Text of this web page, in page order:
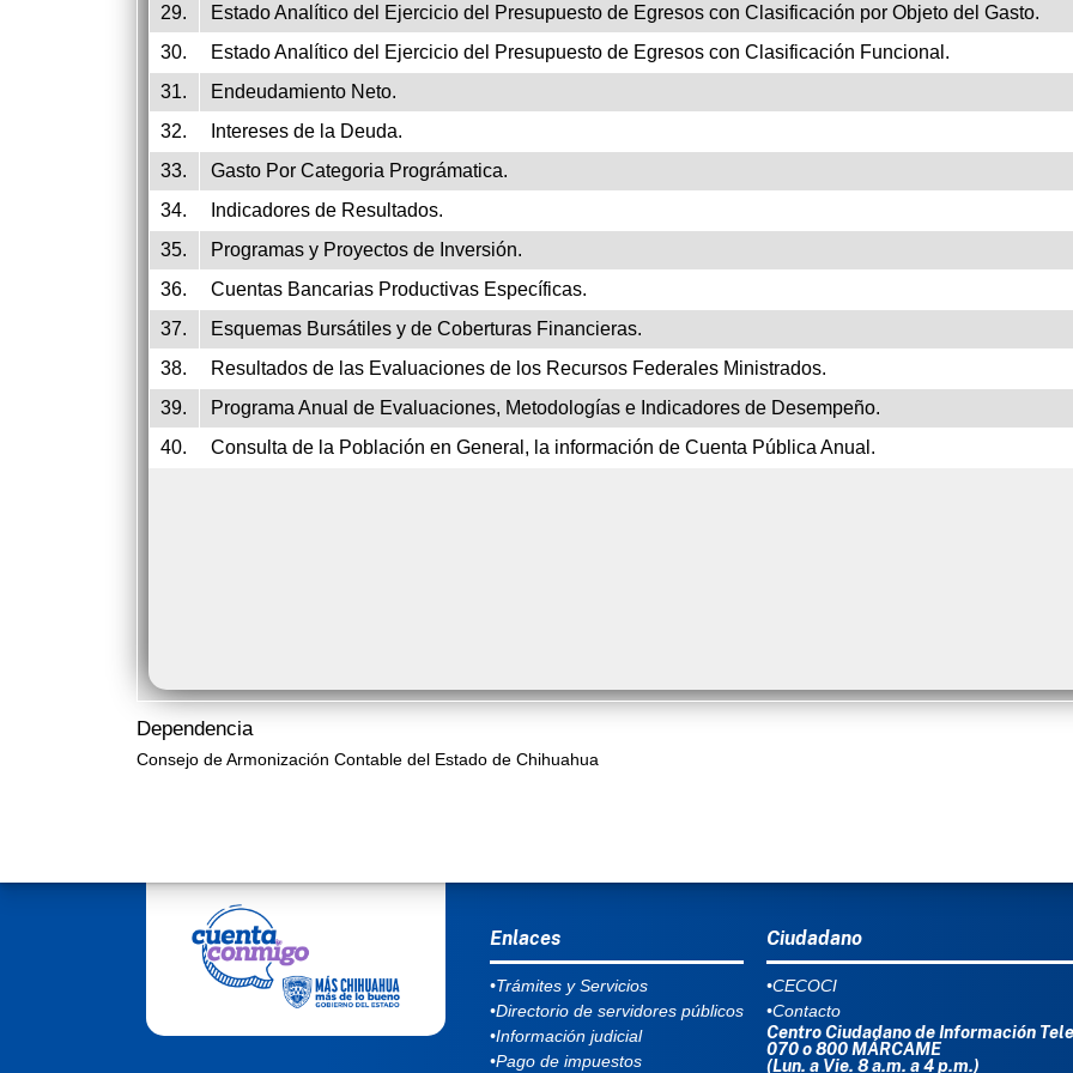
29.
Estado Analítico del Ejercicio del Presupuesto de Egresos con Clasificación por Objeto del Gasto.
30.
Estado Analítico del Ejercicio del Presupuesto de Egresos con Clasificación Funcional.
31.
Endeudamiento Neto.
32.
Intereses de la Deuda.
33.
Gasto Por Categoria Prográmatica.
34.
Indicadores de Resultados.
35.
Programas y Proyectos de Inversión.
36.
Cuentas Bancarias Productivas Específicas.
37.
Esquemas Bursátiles y de Coberturas Financieras.
38.
Resultados de las Evaluaciones de los Recursos Federales Ministrados.
39.
Programa Anual de Evaluaciones, Metodologías e Indicadores de Desempeño.
40.
Consulta de la Población en General, la información de Cuenta Pública Anual.
Dependencia
Consejo de Armonización Contable del Estado de Chihuahua
MENÚ DEL PIE
Enlaces
•Trámites y Servicios
•Directorio de servidores públicos
•Información judicial
•Pago de impuestos
Ciudadano
•CECOCI
•Contacto
Centro Ciudadano de Información
070 o 800 MÁRCAME
(Lun. a Vie. 8 a.m. a 4 p.m.)